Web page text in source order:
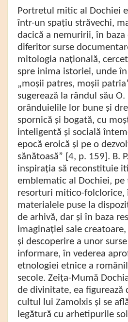
Portretul mitic al Dochiei
într-un spațiu străvechi,
dacică a nemuririi, în
diferitor surse
mitologia națională,
spre inima istoriei, unde
„moșii patres, moșii
sugerează la rândul său O.
orânduielile lor bune și
spornică și bogată, cu
inteligentă și socială
epocă eroică și pe o
sănătoasă” [4, p. 159]. B.
inspirația să reconstituie
emblematic al Dochiei,
resorturi mitico-folclorice,
materialele puse la
de arhivă, dar și în baza
imaginației sale
și descoperire a unor
informare, în vederea
etnologiei etnice a
secole. Zeița-Mumă
de divinitate, ea figurează
cultul lui Zamolxis și se
legătură cu arhetipurile